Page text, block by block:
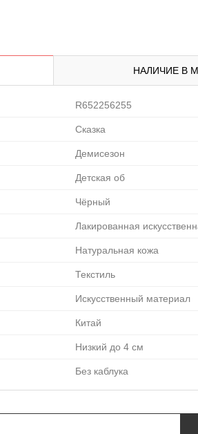
НАЛИЧИЕ В
R652256255
Сказка
Демисезон
Детская об
Чёрный
Лакированная
Натуральная кожа
Текстиль
Искусственный материал
Китай
Низкий до 4 см
Без каблука